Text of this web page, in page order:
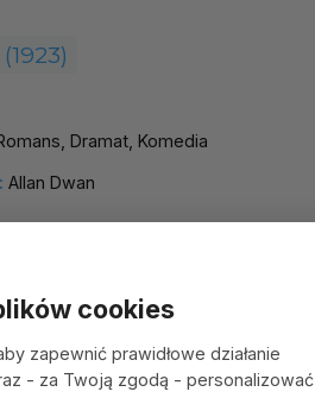
(1923)
Dramat, Komedia
Allan Dwan
cookies
zapewnić prawidłowe działanie
- za Twoją zgodą - personalizować